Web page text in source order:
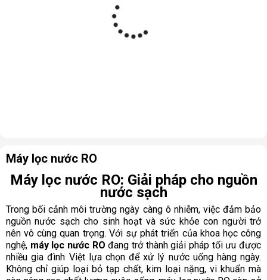
Máy lọc nước RO
Máy lọc nước RO: Giải pháp cho nguồn
nước sạch
Trong bối cảnh môi trường ngày càng ô nhiễm, việc đảm bảo
nguồn nước sạch cho sinh hoạt và sức khỏe con người trở
nên vô cùng quan trọng. Với sự phát triển của khoa học công
nghệ, máy lọc nước RO đang trở thành giải pháp tối ưu được
nhiều gia đình Việt lựa chọn để xử lý nước uống hàng ngày.
Không chỉ giúp loại bỏ tạp chất, kim loại nặng, vi khuẩn mà